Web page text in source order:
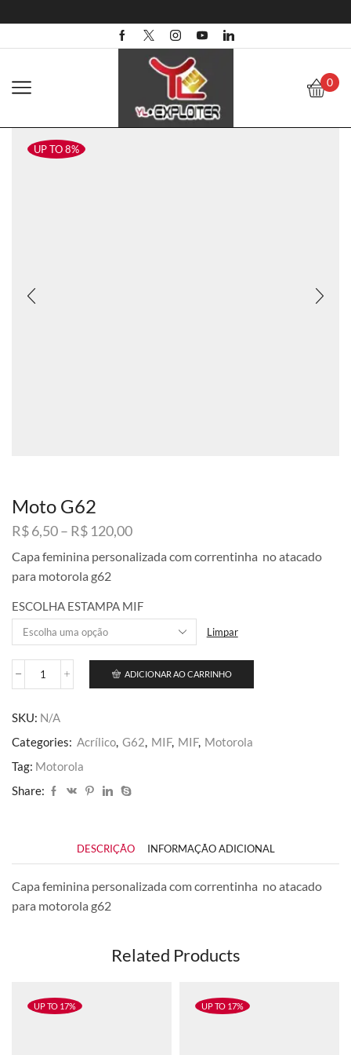
0
UP TO 8%
Moto G62
R$6,50– R$ 120,00Faixa
preço:
R$ 120,00
Capa feminina personalizada com correntinha no atacado
para motorola g62
ESCOLHA ESTAMPA MIF
Limpar
Moto
ADICIONAR AO CARRINHO
SKU: N/A
Categories: Acrílico, G62, MIF, MIF, Motorola
Tag: Motorola
Share:
DESCRIÇÃO INFORMAÇÃO ADICIONAL
Capa feminina personalizada com correntinha no atacado
para motorola g62
Related Products
UP TO 17% UP TO 17%